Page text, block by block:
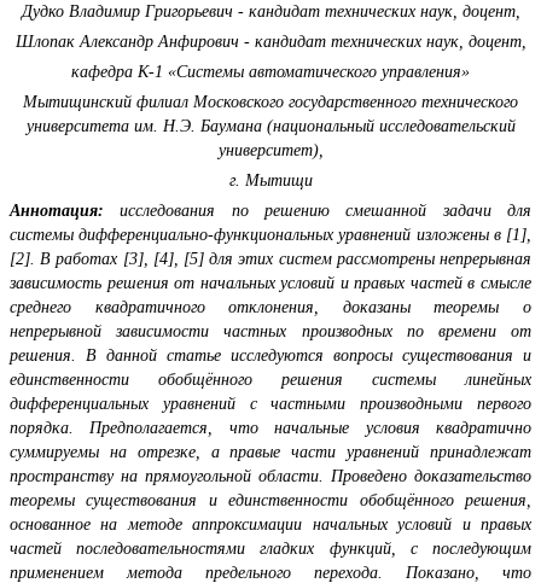
Дудко Владимир Григорьевич - кандидат технических наук, доцент,
Шлопак Александр Анфирович - кандидат технических наук, доцент,
кафедра К-1 «Системы автоматического управления»
Мытищинский филиал Московского государственного технического
университета им. Н.Э. Баумана (национальный исследовательский
университет),
г. Мытищи
Аннотация:исследования по решению смешанной задачи для
системы дифференциально-функциональных уравнений изложены в [1],
[2]. В работах [3], [4], [5] для этих систем рассмотрены непрерывная
зависимость решения от начальных условий и правых частей в смысле
среднего квадратичного отклонения, доказаны теоремы о
непрерывной зависимости частных производных по времени от
решения. В данной статье исследуются вопросы существования и
единственности обобщённого решения системы линейных
дифференциальных уравнений с частными производными первого
порядка. Предполагается, что начальные условия квадратично
суммируемы на отрезке, а правые части уравнений принадлежат
пространству на прямоугольной области. Проведено доказательство
теоремы существования и единственности обобщённого решения,
основанное на методе аппроксимации начальных условий и правых
частей последовательностями гладких функций, с последующим
применением метода предельного перехода. Показано, что